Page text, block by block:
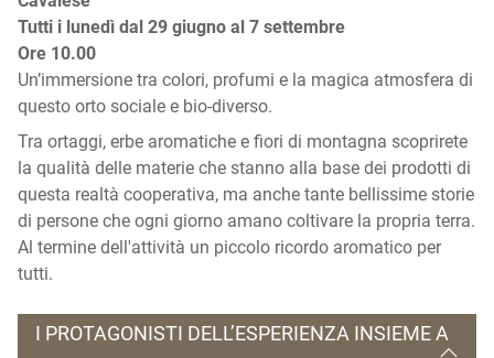
Tutti i lunedì dal 29 giugno al 7 settembre
Ore 10.00
Un’immersione tra colori, profumi e la magica atmosfera di
questo orto sociale e bio-diverso.
Tra ortaggi, erbe aromatiche e fiori di montagna scoprirete
la qualità delle materie che stanno alla base dei prodotti di
questa realtà cooperativa, ma anche tante bellissime storie
di persone che ogni giorno amano coltivare la propria terra.
Al termine dell'attività un piccolo ricordo aromatico per
tutti.
I PROTAGONISTI DELL’ESPERIENZA INSIEME A